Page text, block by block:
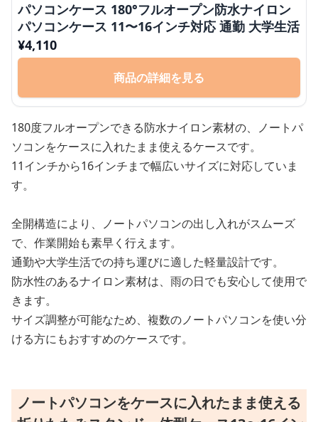
パソコンケース 180°フルオープン防水ナイロン
パソコンケース 11〜16インチ対応 通勤 大学生活
¥4,110
商品の詳細を見る
180度フルオープンできる防水ナイロン素材の、ノートパ
ソコンをケースに入れたまま使えるケースです。
11インチから16インチまで幅広いサイズに対応していま
す。
全開構造により、ノートパソコンの出し入れがスムーズ
で、作業開始も素早く行えます。
通勤や大学生活での持ち運びに適した軽量設計です。
防水性のあるナイロン素材は、雨の日でも安心して使用で
きます。
サイズ調整が可能なため、複数のノートパソコンを使い分
ける方にもおすすめのケースです。
ノートパソコンをケースに入れたまま使える